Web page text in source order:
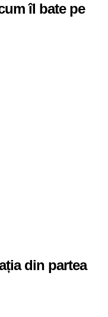
îl bate pe
din partea